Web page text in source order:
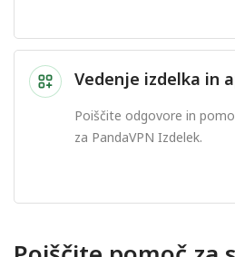
Vedenje izdelka in
Poiščite odgovore in
za PandaVPN Izdelek.